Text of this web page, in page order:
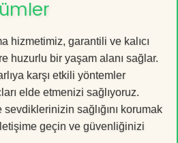
hizmetimiz, garantili ve kalıcı
huzurlu bir yaşam alanı sağlar.
karşı etkili yöntemler
elde etmenizi sağlıyoruz.
sağlığını korumak
geçin ve güvenliğinizi